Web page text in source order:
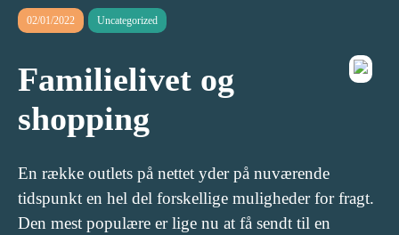
02/01/2022 Uncategorized
Familielivet og
shopping
En række outlets på nettet yder på nuværende
tidspunkt en hel del forskellige muligheder for fragt.
Den mest populære er lige nu at få sendt til en